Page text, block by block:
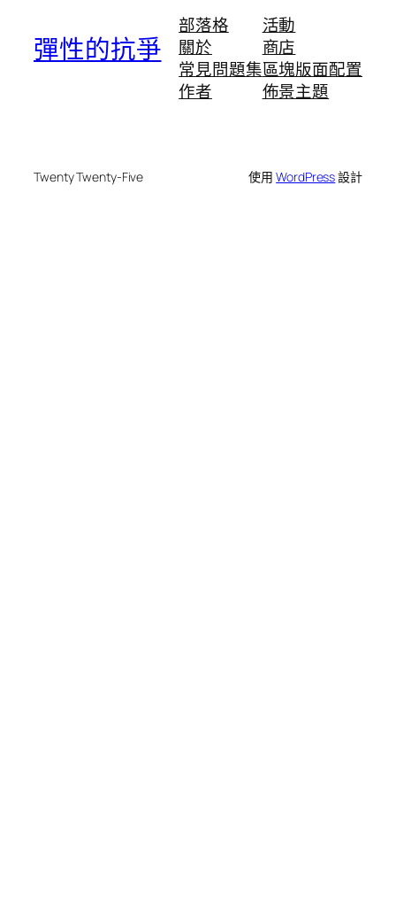
彈性的抗爭
部落格
關於
常見問題集
作者
活動
商店
區塊版面配置
佈景主題
Twenty Twenty-Five 使用WordPress設計